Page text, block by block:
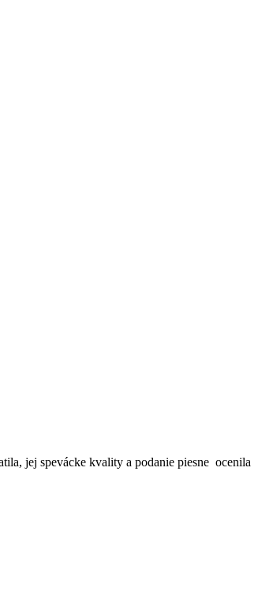
jej spevácke kvality a podanie piesne ocenila